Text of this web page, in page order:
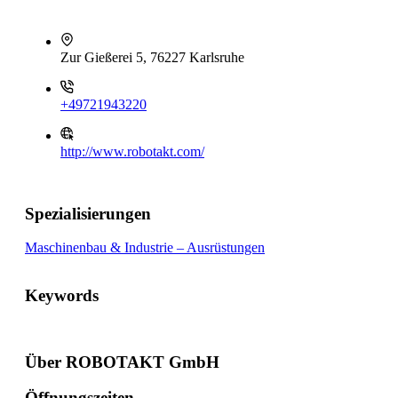
Zur Gießerei 5, 76227 Karlsruhe
+49721943220
http://www.robotakt.com/
Spezialisierungen
Maschinenbau & Industrie – Ausrüstungen
Keywords
Über ROBOTAKT GmbH